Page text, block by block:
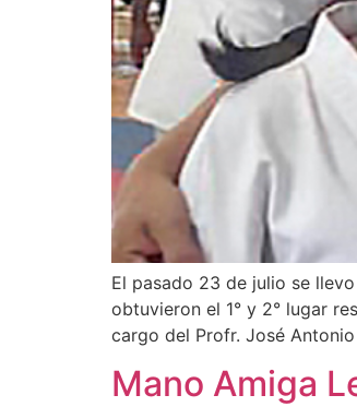
El pasado 23 de julio se
obtuvieron el 1° y 2° lugar
cargo del Profr. José
Mano Amiga